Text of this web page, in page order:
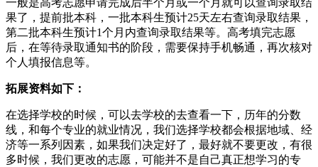
果了，提前批本科，一批本科生预计25天左右查询录取结果，
第二批本科生预计1个月内查询录取结果等。高考填完志愿
后，在等待录取通知书的阶段，需要保持手机畅通，再次核对
个人填报信息等。
拓展资料如下：
在选择学校的时候，可以去学校的去查看一下，历年的分数
线，和每个专业的就业情况，我们选择学校都会根据地域、经
济等一系列因素，如果我们决定好了，最好就不要更改，有很
多时候，我们更改的志愿，可能并不是自己真正想学习的专